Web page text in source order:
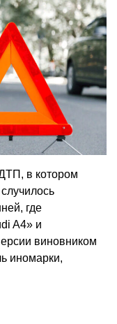
в котором
где
A4» и
виновником
иномарки,